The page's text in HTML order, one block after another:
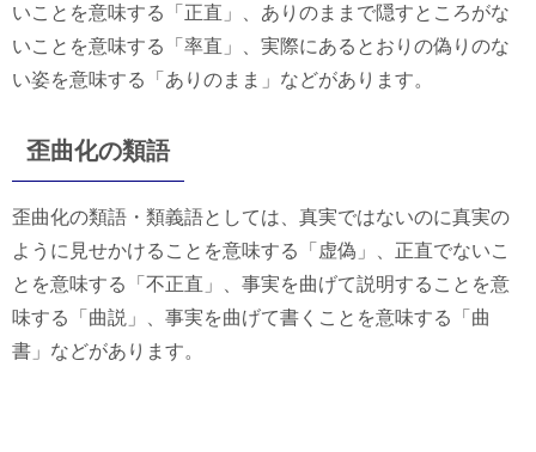
いことを意味する「正直」、ありのままで隠すところがな
いことを意味する「率直」、実際にあるとおりの偽りのな
い姿を意味する「ありのまま」などがあります。
歪曲化の類語
歪曲化の類語・類義語としては、真実ではないのに真実の
ように見せかけることを意味する「虚偽」、正直でないこ
とを意味する「不正直」、事実を曲げて説明することを意
味する「曲説」、事実を曲げて書くことを意味する「曲
書」などがあります。